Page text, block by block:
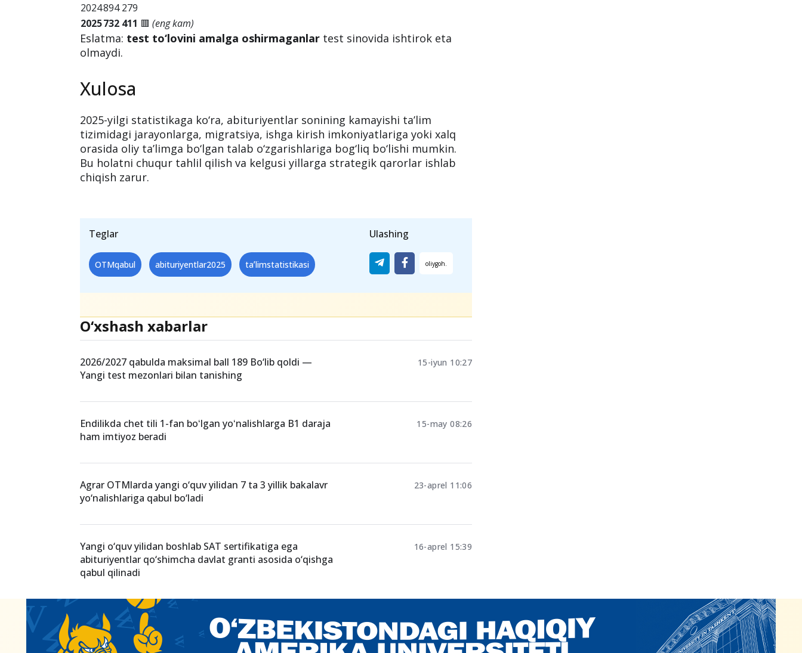
2024894 279
2025732 411 🟥(eng kam)
Eslatma: test to‘lovini amalga oshirmaganlar test sinovida ishtirok eta
olmaydi.
Xulosa
2025-yilgi statistikaga ko‘ra, abituriyentlar sonining kamayishi ta’lim
tizimidagi jarayonlarga, migratsiya, ishga kirish imkoniyatlariga yoki xalq
orasida oliy ta’limga bo‘lgan talab o‘zgarishlariga bog‘liq bo‘lishi mumkin.
Bu holatni chuqur tahlil qilish va kelgusi yillarga strategik qarorlar ishlab
chiqish zarur.
Teglar
OTMqabul abituriyentlar2025 taʼlimstatistikasi
Ulashing
O‘xshash xabarlar
2026/2027 qabulda maksimal ball 189 Bo‘lib qoldi —
Yangi test mezonlari bilan tanishing
15-iyun 10:27
Endilikda chet tili 1-fan boʻlgan yoʻnalishlarga B1 daraja
ham imtiyoz beradi
15-may 08:26
Agrar OTMlarda yangi o‘quv yilidan 7 ta 3 yillik bakalavr
yo‘nalishlariga qabul bo‘ladi
23-aprel 11:06
Yangi o‘quv yilidan boshlab SAT sertifikatiga ega
abituriyentlar qo‘shimcha davlat granti asosida o‘qishga
qabul qilinadi
16-aprel 15:39